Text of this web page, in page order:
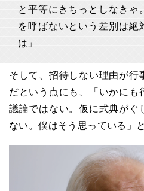
と平等にきちっとしなきゃ
を呼ばないという差別は絶
は」
そして、招待しない理由が行
だという点にも、「いかにも
議論ではない。仮に式典がぐ
ない。僕はそう思っている」